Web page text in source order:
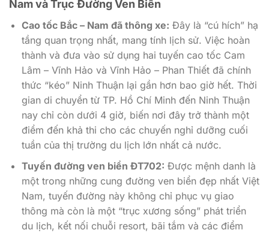
Nam và Trục Đường Ven Biển
Cao tốc Bắc – Nam đã thông xe: Đây là “cú hích” hạ
tầng quan trọng nhất, mang tính lịch sử. Việc hoàn
thành và đưa vào sử dụng hai tuyến cao tốc Cam
Lâm – Vĩnh Hảo và Vĩnh Hảo – Phan Thiết đã chính
thức “kéo” Ninh Thuận lại gần hơn bao giờ hết. Thời
gian di chuyển từ TP. Hồ Chí Minh đến Ninh Thuận
nay chỉ còn dưới 4 giờ, biến nơi đây trở thành một
điểm đến khả thi cho các chuyến nghỉ dưỡng cuối
tuần của thị trường du lịch lớn nhất cả nước.
Tuyến đường ven biển ĐT702: Được mệnh danh là
một trong những cung đường ven biển đẹp nhất Việt
Nam, tuyến đường này không chỉ phục vụ giao
thông mà còn là một “trục xương sống” phát triển
du lịch, kết nối chuỗi resort, bãi tắm và các điểm